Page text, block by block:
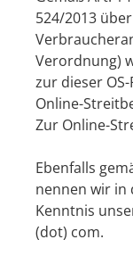
524/2013
Verordnung)
zur dieser
Online-
Zur Online-
Ebenfalls
nennen wir in
Kenntnis
(dot) com.